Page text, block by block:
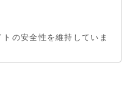
の安全性を維持していま